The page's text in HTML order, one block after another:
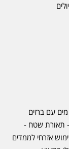
עם ברזים
תאורת שטח -
אזרחי לממדים